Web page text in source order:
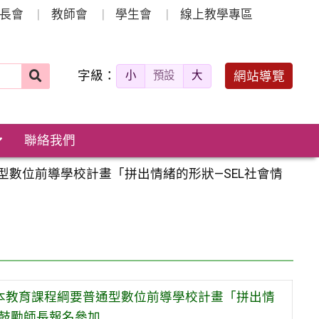
會 教師會 學生會 線上教學專區
字級： 小 預設 大 網站導覽
聯絡我們
位前導學校計畫「拼出情緒的形狀—SEL社會情
育課程綱要普通型數位前導學校計畫「拼出情